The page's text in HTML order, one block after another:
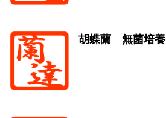
胡蝶蘭 無菌培養